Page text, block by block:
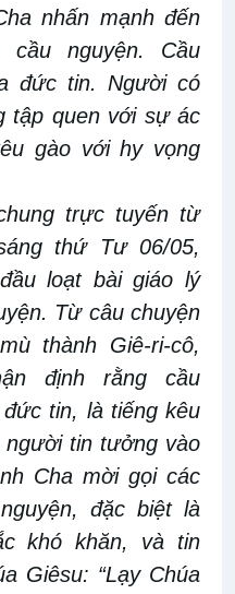
nhấn mạnh đến
cầu nguyện. Cầu
đức tin. Người có
tập quen với sự ác
gào với hy vọng
trực tuyến từ
thứ Tư 06/05,
loạt bài giáo lý
Từ câu chuyện
thành Giê-ri-cô,
định rằng cầu
tin, là tiếng kêu
tin tưởng vào
Cha mời gọi các
đặc biệt là
khó khăn, và tin
Giêsu: “Lạy Chúa